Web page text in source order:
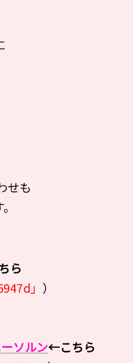
せも
ら
」 ）
ソルン←こちら